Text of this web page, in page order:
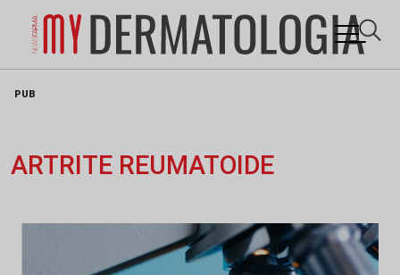
PUB
ARTRITE REUMATOIDE